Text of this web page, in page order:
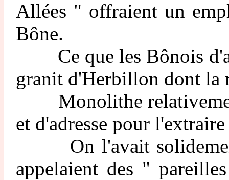
Allées " offraient un
Bône.
Ce que les Bônois
granit d'Herbillon dont la
Monolithe relativement
et d'adresse pour
On l'avait solidement
appelaient des "